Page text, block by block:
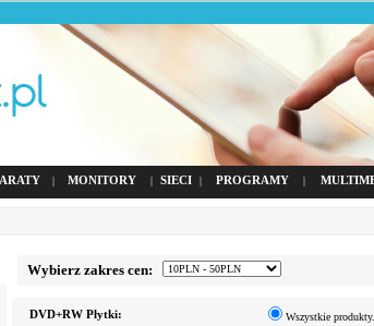
| MONITORY | SIECI | PROGRAMY |
Wybierz zakres cen:
DVD+RW Płytki: Wszystkie produkty.